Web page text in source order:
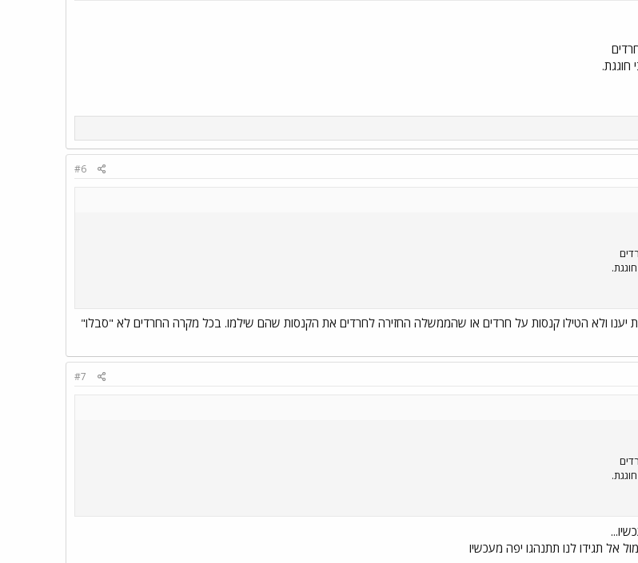
חוגגת.
#6
יענו ולא הטילו קנסות על חרדים או שהממשלה החזירה לחרדים את הקנסות שהם שילמו. בכל מקרה החרדים לא "סבלו"
#7
אל תגידו לנו תתנהגו יפה מעכשיו